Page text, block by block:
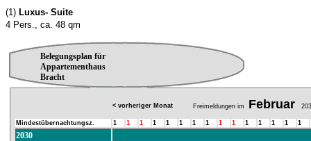
(1) Luxus- Suite
4 Pers., ca. 48 qm
Belegungsplan für
Appartementhaus
Bracht
< vorheriger Monat Freimeldungen im Februar
Mindestübernachtungsz. 1 1 1 1 1 1 1 1 1 1 1 1 1 1 1
2030